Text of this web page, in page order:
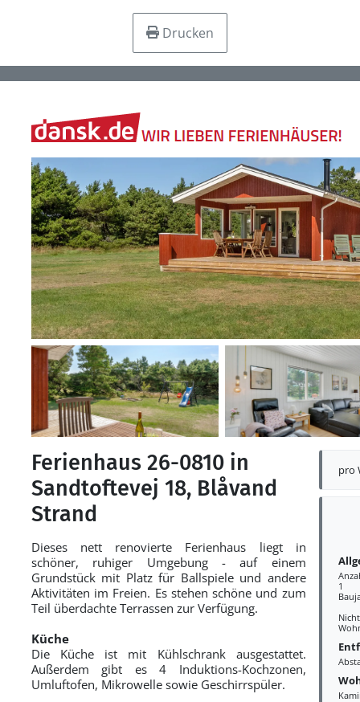
Drucken
pro
1
Ferienhaus 26-0810 in
Sandtoftevej 18, Blåvand
Strand
Dieses nett renovierte Ferienhaus liegt in
schöner, ruhiger Umgebung - auf einem
Grundstück mit Platz für Ballspiele und andere
Aktivitäten im Freien. Es stehen schöne und zum
Teil überdachte Terrassen zur Verfügung.
Küche
Die Küche ist mit Kühlschrank ausgestattet.
Außerdem gibt es 4 Induktions-Kochzonen,
Umluftofen, Mikrowelle sowie Geschirrspüler.